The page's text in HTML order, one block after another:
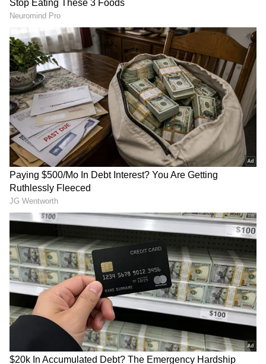
Image Credit : Asianet News
ರೋಗ ನಿರೋಧಕ ಶಕ್ತಿ
ನೀವು ಪದೇ ಪದೇ ಅನಾರೋಗ್ಯಕ್ಕೆ ಒಳಗಾಗಲು ಹವಾಮಾನ
ಕಾರಣ ಅಲ್ವೇ ಅಲ್ಲ ಅಂತ ತಜ್ಞರು ಹೇಳ್ತಾರೆ. ಇದಕ್ಕೆ ನಿಮ್ಮ
ನಿತ್ಯದ ಅಭ್ಯಾಸ ಕಾರಣವಾಗುತ್ತೆ. ನೀವು ಪ್ರತಿ ದಿನ ಮಾಡುವ
ಅನೇಕ ಕೆಲಸಗಳು ನಿಧಾನವಾಗಿ ನಿಮ್ಮ ರೋಗ ನಿರೋಧಕ
ಶಕ್ತಿಯನ್ನು ದುರ್ಬಲಗೊಳಿಸುತ್ತವೆ. ರೋಗನಿರೋಧಕ ಶಕ್ತಿ
ಕಡಿಮೆಯಾದಂತೆ ಅನಾರೋಗ್ಯ ಹೆಚ್ಚು.